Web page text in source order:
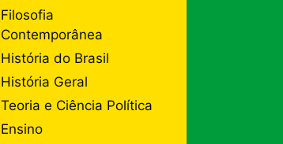
Filosofia
Contemporânea
História do Brasil
História Geral
Teoria e Ciência Política
Ensino